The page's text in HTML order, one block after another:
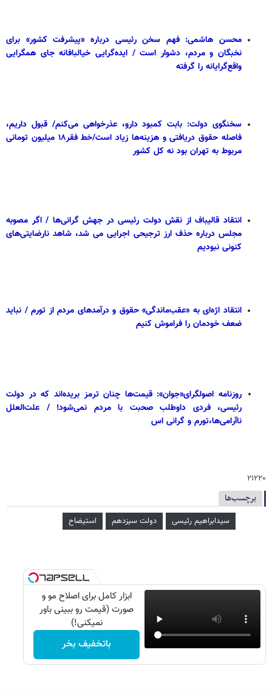
محسن هاشمی: فهم سخن رئیسی درباره «پیشرفت کشور» برای
نخبگان و مردم، دشوار است / ایده‌گرایی خیالبافانه جای همگرایی
واقع‌گرایانه را گرفته
سخنگوی دولت: بابت کمبود دارو، عذرخواهی می‌کنم/ قبول داریم،
فاصله حقوق دریافتی و هزینه‌ها زیاد است/خط فقر۱۸ میلیون تومانی
مربوط به تهران بود نه کل کشور
انتقاد قالیباف از نقش دولت رئیسی در جهش گرانی‌ها / اگر مصوبه
مجلس درباره حذف ارز ترجیحی اجرایی می شد، شاهد نارضایتی‌های
کنونی نبودیم
انتقاد اژه‌ای به «عقب‌ماندگی» حقوق و درآمدهای مردم از تورم / نباید
ضعف خودمان را فراموش کنیم
روزنامه اصولگرای«جوان»: قیمت‌ها چنان ترمز بریده‌اند که در دولت
رئیسی، فردی داوطلب صحبت با مردم نمی‌شود! / علت‌العلل
ناآرامی‌ها،تورم و گرانی اس
۲۱۲۲۰
برچسب‌ها
سیدابراهیم رئیسی دولت سیزدهم استیضاح
ابزار کامل برای اصلاح مو و
صورت (قیمت رو ببینی باور
نمیکنی!)
باتخفیف بخر